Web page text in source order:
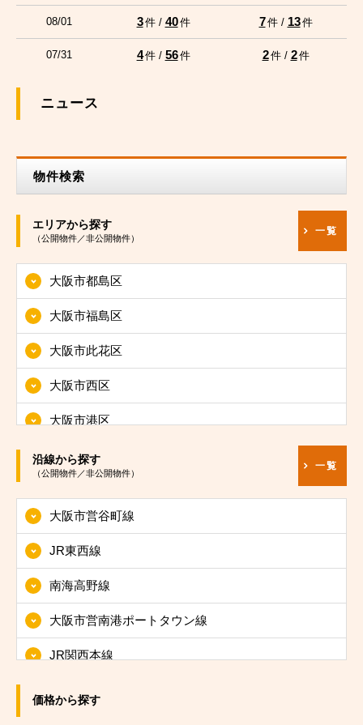
08/01 3件 / 40件 7件 / 13件
07/31 4件 / 56件 2件 / 2件
ニュース
物件検索
エリアから探す
（公開物件／非公開物件）
一覧
大阪市都島区
大阪市福島区
大阪市此花区
大阪市西区
大阪市港区
大阪市大正区
大阪市浪速区
大阪市西淀川区
大阪市東淀川区
大阪市東成区
大阪市生野区
大阪市旭区
沿線から探す
（公開物件／非公開物件）
一覧
大阪市営谷町線
JR東西線
南海高野線
大阪市営南港ポートタウン線
JR関西本線
価格から探す